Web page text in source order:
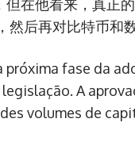
在他看来，真正
后再对比特币和
fase da
A
volumes de